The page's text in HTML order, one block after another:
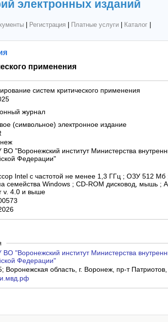
электронных изданий
| Регистрация Платные услуги| Каталог|
применения
систем критического применения
журнал
(символьное) электронное издание
"Воронежский институт Министерства
Федерации"
Intel с частотой не менее 1,3 ГГц ; ОЗУ 512 Мб
семейства Windows ; CD-ROM дисковод, мышь ;
v. 4.0 и выше
"Воронежский институт Министерства
Федерации"
Воронежская область, г. Воронеж, пр-т